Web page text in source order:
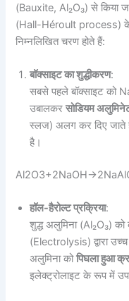
(Bauxite, Al₂O₃) से किया
(Hall-Héroult process) के
निम्नलिखित चरण होते हैं:
बॉक्साइट का शुद्धीकरण:
सबसे पहले बॉक्साइट को
उबालकरसोडियम
स्लज) अलग कर दिए जाते
है।
हॉल-हैरोल्ट प्रक्रिया:
शुद्ध अलुमिना (Al₂O₃)
(Electrolysis) द्वारा
अलुमिना कोपिघला हुआ
इलेक्ट्रोलाइट के रूप में